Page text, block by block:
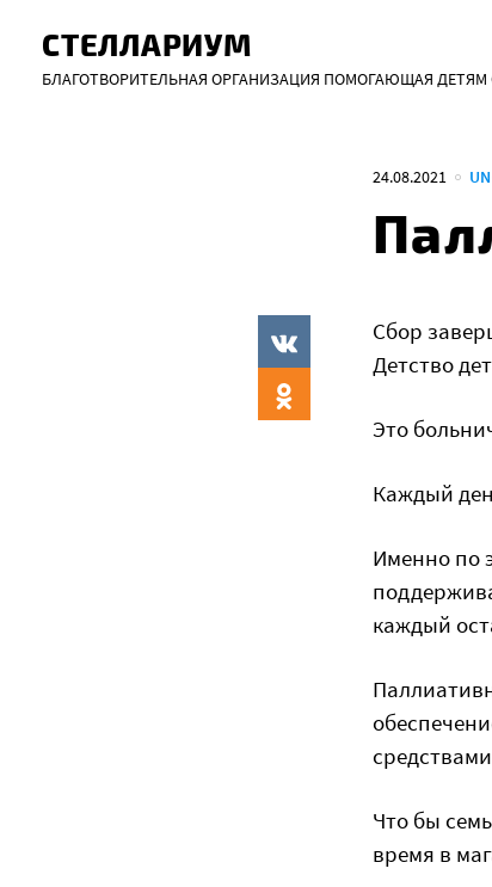
content
СТЕЛЛАРИУМ
БЛАГОТВОРИТЕЛЬНАЯ ОРГАНИЗАЦИЯ ПОМОГАЮЩАЯ
24.08.2021
Сбор
Детство
Это
Каждый
Именно по
каждый
Что бы
время в